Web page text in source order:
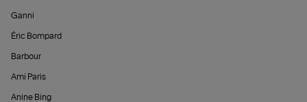
Ganni
Éric Bompard
Barbour
Ami Paris
Anine Bing